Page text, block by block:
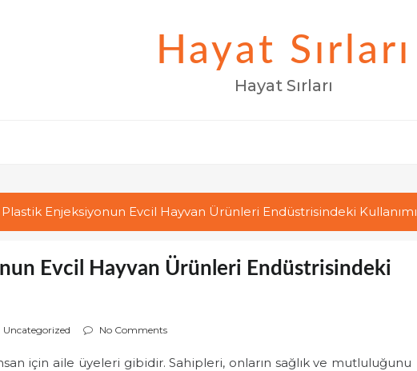
Hayat Sırları
Hayat Sırları
Plastik Enjeksiyonun Evcil Hayvan Ürünleri Endüstrisindeki Kullanımı
Evcil Hayvan Ürünleri Endüstrisindeki
Uncategorized No Comments
için aile üyeleri gibidir. Sahipleri, onların sağlık ve mutluluğunu